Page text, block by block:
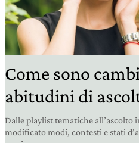
Come sono
abitudini di
Dalle playlist tematiche
modificato modi, contesti e stati